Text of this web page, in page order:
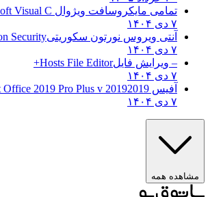
تمامی مایکروسافت ویژوال CMicrosoft Visual C++
آنتی ویروس نورتون سکوریتیNorton Security
– ویرایش فایلHosts File Editor+
آفیس 2019
2019 Microsoft Office 2019 Pro Plus v
همه